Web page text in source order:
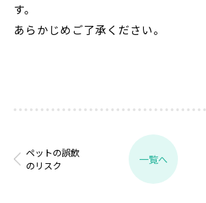
す。
あらかじめご了承ください。
ペットの誤飲
のリスク
一覧へ